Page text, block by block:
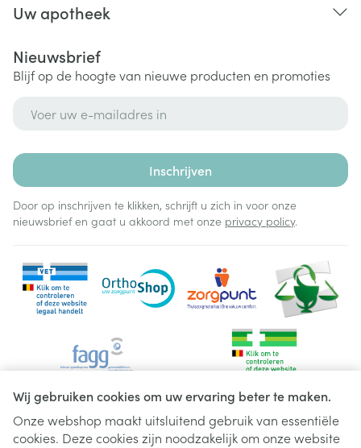
Wij gebruiken cookies om uw ervaring beter te maken.
Onze webshop maakt uitsluitend gebruik van essentiële
cookies. Deze cookies zijn noodzakelijk om onze website
Uw apotheek
Nieuwsbrief
Blijf op de hoogte van nieuwe producten en promoties
Inschrijven
Door op inschrijven te klikken, schrijft u zich in voor onze
nieuwsbrief en gaat u akkoord met onze privacy policy.
Juridische links